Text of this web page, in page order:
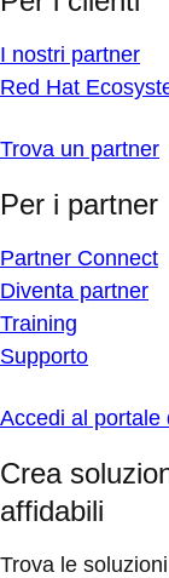
I nostri partner
Red Hat
Trova un partner
Per i partner
Partner Connect
Diventa partner
Training
Supporto
Accedi al portale
Crea
affidabili
Trova le